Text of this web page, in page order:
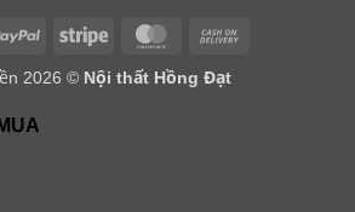
PayPal Stripe MasterCard
2026 © Nội thất Hồng Đạt